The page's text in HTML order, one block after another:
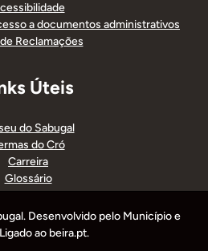
a documentos administrativos
Reclamações
Úteis
do Sabugal
do Cró
Carreira
Glossário
Desenvolvido pelo Município e
ao beira.pt.